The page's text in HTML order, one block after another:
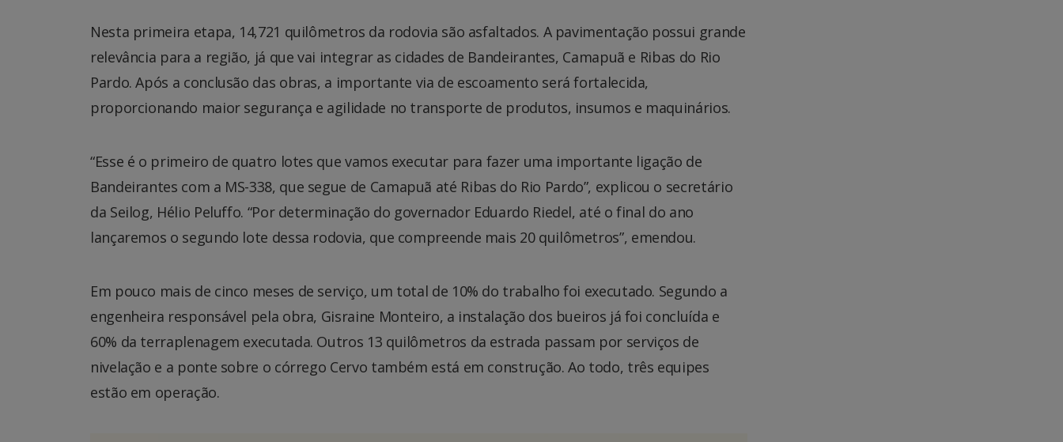
Nesta primeira etapa, 14,721 quilômetros da rodovia são asfaltados. A pavimentação possui grande
relevância para a região, já que vai integrar as cidades de Bandeirantes, Camapuã e Ribas do Rio
Pardo. Após a conclusão das obras, a importante via de escoamento será fortalecida,
proporcionando maior segurança e agilidade no transporte de produtos, insumos e maquinários.
“Esse é o primeiro de quatro lotes que vamos executar para fazer uma importante ligação de
Bandeirantes com a MS-338, que segue de Camapuã até Ribas do Rio Pardo”, explicou o secretário
da Seilog, Hélio Peluffo. “Por determinação do governador Eduardo Riedel, até o final do ano
lançaremos o segundo lote dessa rodovia, que compreende mais 20 quilômetros”, emendou.
Em pouco mais de cinco meses de serviço, um total de 10% do trabalho foi executado. Segundo a
engenheira responsável pela obra, Gisraine Monteiro, a instalação dos bueiros já foi concluída e
60% da terraplenagem executada. Outros 13 quilômetros da estrada passam por serviços de
nivelação e a ponte sobre o córrego Cervo também está em construção. Ao todo, três equipes
estão em operação.